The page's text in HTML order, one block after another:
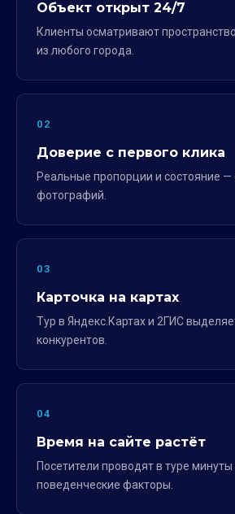
Объект открыт 24/7
Клиенты осматривают
из любого города.
02
Доверие с первого клика
Реальные пропорции и состояние
фотографий.
03
Карточка на картах
Тур в Яндекс.Картах и 2ГИС
конкурентов.
04
Время на сайте растёт
Посетители проводят в туре
поведенческие факторы.